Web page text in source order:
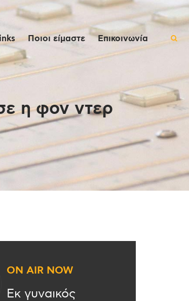
Ποιοι είμαστε Επικοινωνία
η φον ντερ
ON AIR NOW
Εκ γυναικός